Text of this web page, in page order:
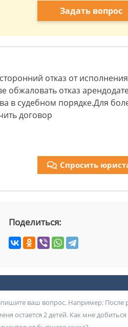
Задать вопрос
отказ от исполнения
обжаловать отказ
в судебном порядке.Для
договор
Спросить
Поделиться: